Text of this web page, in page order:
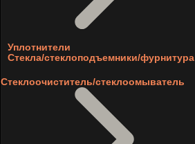
Уплотнители
Стекла/стеклоподъемники/фурнитура
Стеклоочиститель/стеклоомыватель